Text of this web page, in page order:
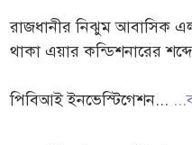
রাজধানীর নিঝুম আবাসিক
থাকা এয়ার কন্ডিশনারের
পিবিআই ইনভেস্টিগেশন...